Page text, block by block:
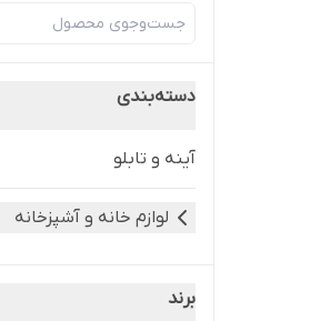
دسته‌بندی
آینه و تابلو
لوازم خانه و آشپزخانه
برند